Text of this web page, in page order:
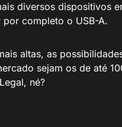
diversos dispositivos
por completo o USB-A.
altas, as
sejam os de até
né?